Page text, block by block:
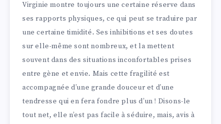
Virginie montre toujours une certaine réserve dans
ses rapports physiques, ce qui peut se traduire par
une certaine timidité. Ses inhibitions et ses doutes
sur elle-même sont nombreux, et la mettent
souvent dans des situations inconfortables prises
entre gène et envie. Mais cette fragilité est
accompagnée d’une grande douceur et d’une
tendresse qui en fera fondre plus d’un ! Disons-le
tout net, elle n’est pas facile à séduire, mais, avis à